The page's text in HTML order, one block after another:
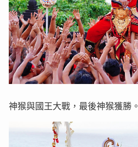
神猴與國王大戰，最後神猴獲勝。